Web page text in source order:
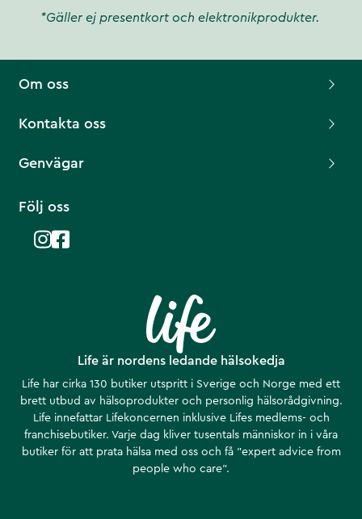
*Gäller ej presentkort och elektronikprodukter.
Life är nordens ledande hälsokedja
Life har cirka 130 butiker utspritt i Sverige och Norge med ett
brett utbud av hälsoprodukter och personlig hälsorådgivning.
Life innefattar Lifekoncernen inklusive Lifes medlems- och
franchisebutiker. Varje dag kliver tusentals människor in i våra
butiker för att prata hälsa med oss och få ”expert advice from
people who care”.
Om oss
Kontakta oss
Genvägar
Följ oss